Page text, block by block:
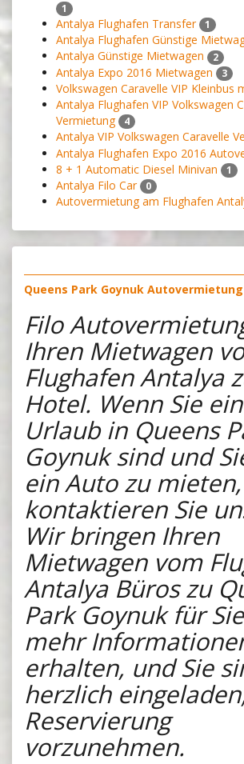
1
Antalya Flughafen Transfer 1
Antalya Flughafen Günstige
Antalya Günstige Mietwagen 2
Antalya Expo 2016 Mietwagen 3
Volkswagen Caravelle VIP Kleinbus
Antalya Flughafen VIP Volkswagen
Vermietung
4
Antalya VIP Volkswagen Caravelle
Antalya Flughafen Expo 2016
8 + 1 Automatic Diesel Minivan 1
Antalya Filo Car 0
Autovermietung am Flughafen
Queens Park Goynuk Autovermietung
Filo
Ihren Mietwagen
Flughafen Antalya
Hotel. Wenn Sie
Urlaub in Queens
Goynuk sind und
ein Auto zu mieten,
kontaktieren Sie
Wir bringen Ihren
Mietwagen vom
Antalya Büros zu
Park Goynuk für
mehr
erhalten, und Sie
herzlich
Reservierung
vorzunehmen.